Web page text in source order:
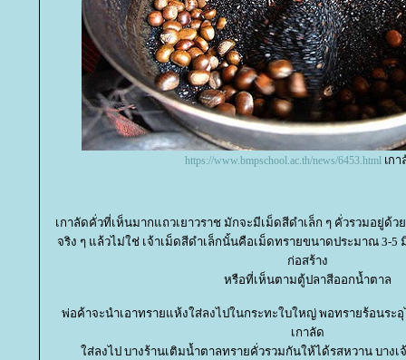
https://www.bmpschool.ac.th/news/6453.html เก
เกาลัดคั่วที่เห็นมากแถวเยาวราช มักจะมีเม็ดสีดำเล็ก ๆ คั่วรวมอยู่ด้
จริง ๆ แล้วไม่ใช่ เจ้าเม็ดสีดำเล็กนั้นคือเม็ดทรายขนาดประมาณ 3-5
ก่อสร้าง
หรือที่เห็นตามตู้ปลาสีออกน้ำตาล
พ่อค้าจะนำเอาทรายแห้งใส่ลงไปในกระทะใบใหญ่ พอทรายร้อนระ
เกาลัด
ส่ลงไป บางร้านเติมน้ำตาลทรายคั่วรวมกันให้ได้รสหวาน บางเ